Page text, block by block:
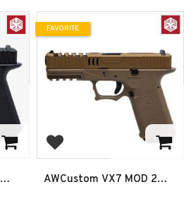
Add to favorites
AWCustom VX7 MOD 2
FAVORITE